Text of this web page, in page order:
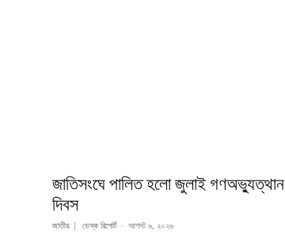
জাতিসংঘে পালিত হলো জুলাই গণঅভ্যুত্থান
দিবস
জাতীয় ডেস্ক রিপোর্ট - আগস্ট ৬, ২০২৬